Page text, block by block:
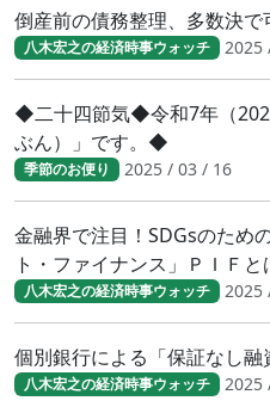
倒産前の債務整理、多数決で
八木宏之の経済時事ウォッチ 2025
◆二十四節気◆令和7年（
ぶん）」です。◆
季節のお便り 2025 / 03 / 16
金融界で注目！SDGsのため
ト・ファイナンス」ＰＩＦと
八木宏之の経済時事ウォッチ 2025
個別銀行による「保証なし融
八木宏之の経済時事ウォッチ 2025